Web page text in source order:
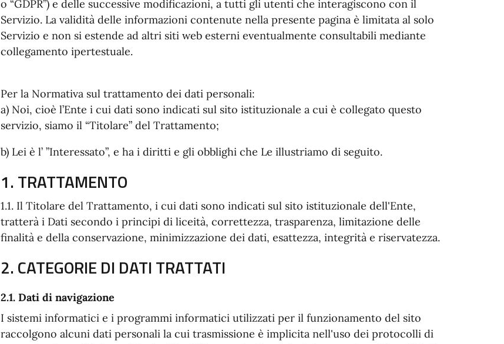
o “GDPR”) e delle successive modificazioni, a tutti gli utenti che interagiscono con il
Servizio. La validità delle informazioni contenute nella presente pagina è limitata al solo
Servizio e non si estende ad altri siti web esterni eventualmente consultabili mediante
collegamento ipertestuale.
Per la Normativa sul trattamento dei dati personali:
a) Noi, cioè l’Ente i cui dati sono indicati sul sito istituzionale a cui è collegato questo
servizio, siamo il “Titolare” del Trattamento;
b) Lei è l’ ”Interessato”, e ha i diritti e gli obblighi che Le illustriamo di seguito.
1. TRATTAMENTO
1.1. Il Titolare del Trattamento, i cui dati sono indicati sul sito istituzionale dell'Ente,
tratterà i Dati secondo i principi di liceità, correttezza, trasparenza, limitazione delle
finalità e della conservazione, minimizzazione dei dati, esattezza, integrità e riservatezza.
2. CATEGORIE DI DATI TRATTATI
2.1. Dati di navigazione
I sistemi informatici e i programmi informatici utilizzati per il funzionamento del sito
raccolgono alcuni dati personali la cui trasmissione è implicita nell'uso dei protocolli di